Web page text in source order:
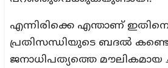
എന്നിരിക്കെ എന്താണ്
പ്രതിസന്ധിയുടെ ബദൽ
ജനാധിപത്യത്തെ മൗലികമായ